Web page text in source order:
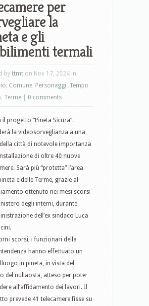
per
la
e gli
termali
by ttmt on Nov 17, 2024 in
, Comune, Personaggi, Tempo
, Terme 0 comments
il progetto “Pineta Sicura”.
la videosorveglianza a una
città di notevole importanza
di oltre 40 nuove
Sarà più “protetta” l’area
e delle Terme, grazie al
ottenuto nei mesi scorsi
degli interni, durante
dell’ex sindaco Luca
scorsi, i funzionari della
hanno effettuato un
in pineta, in vista del
del nullaosta, atteso per poter
all’affidamento dei lavori. Il
prevede 41 telecamere fisse su